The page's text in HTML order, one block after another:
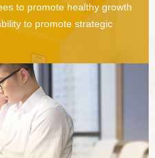
to promote healthy growth
to promote strategic